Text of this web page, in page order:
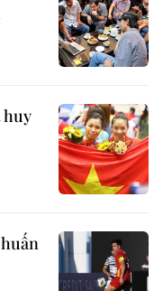
huy